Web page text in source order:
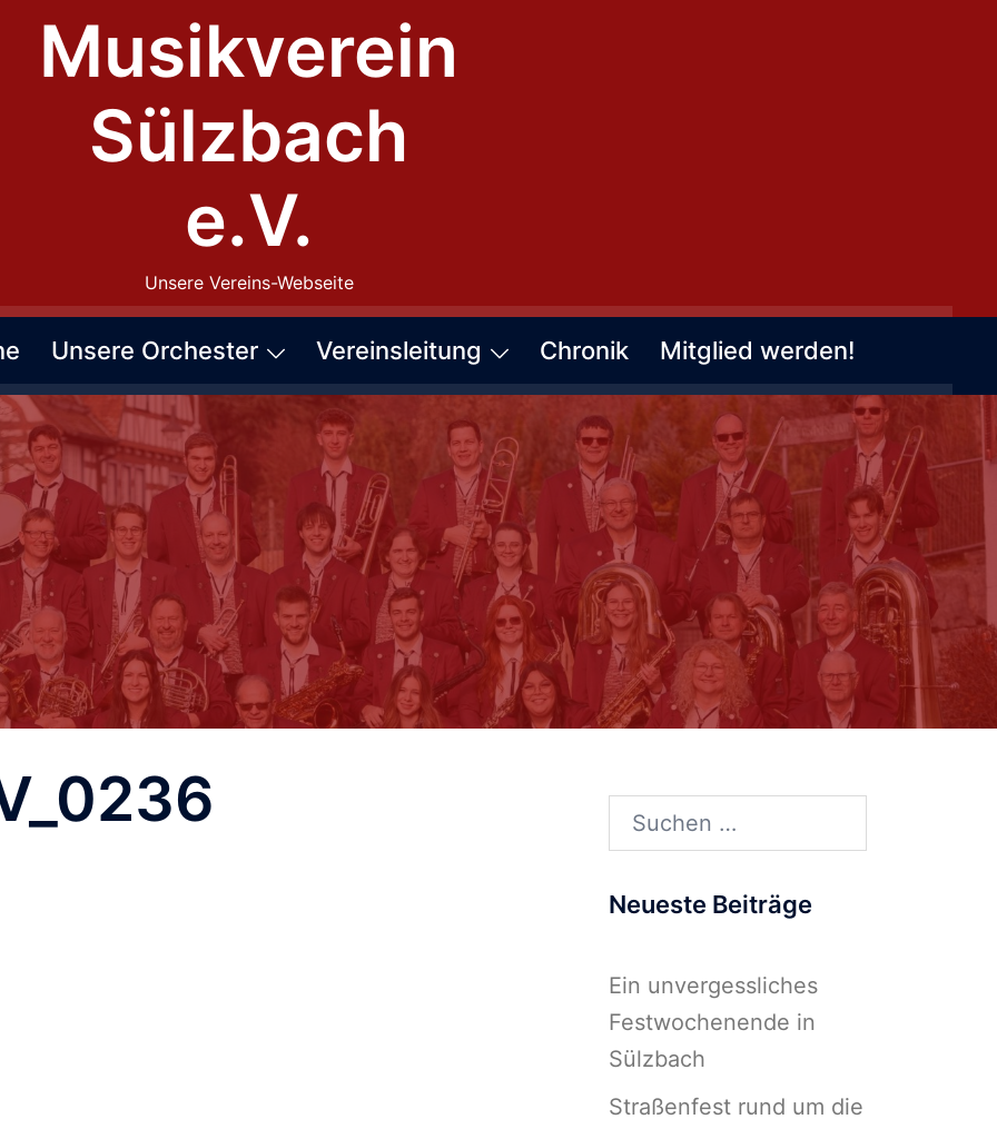
Musikverein
Sülzbach
e.V.
Unsere Vereins-Webseite
Unsere Orchester Vereinsleitung Chronik Mitglied werden!
Suchen
nach:
Neueste Beiträge
Ein unvergessliches
Festwochenende in
Sülzbach
Straßenfest rund um die